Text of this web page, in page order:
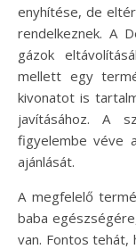
enyhítése, de
rendelkeznek. A
gázok
mellett egy
kivonatot is
javításához. A
figyelembe véve
ajánlását.
A megfelelő
baba
van. Fontos tehát,